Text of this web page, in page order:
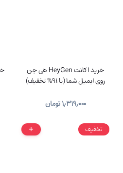
خرید اکانت HeyGen هی جن
روی ایمیل شما (با 91% تخفیف)
۱٫۳۱۹٫۰۰۰تومان
تخفیف